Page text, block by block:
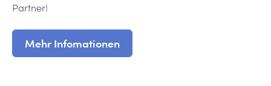
Partner!
Mehr Infomationen